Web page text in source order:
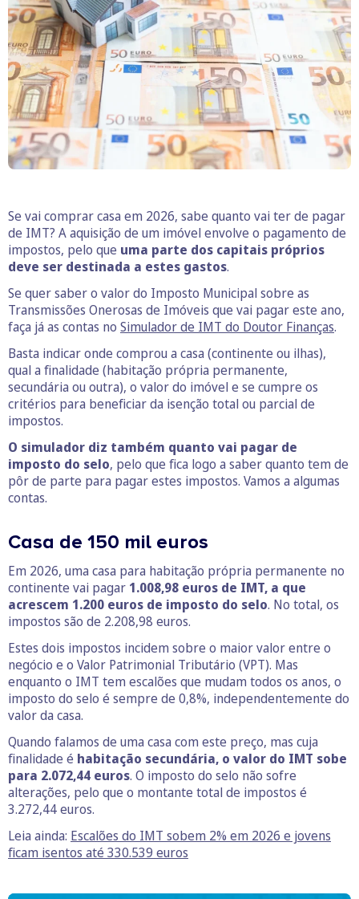
Se vai comprar casa em 2026, sabe quanto vai ter de pagar
de IMT? A aquisição de um imóvel envolve o pagamento de
impostos, pelo que uma parte dos capitais próprios
deve ser destinada a estes gastos.
Se quer saber o valor do Imposto Municipal sobre as
Transmissões Onerosas de Imóveis que vai pagar este ano,
faça já as contas no Simulador de IMT do Doutor Finanças.
Basta indicar onde comprou a casa (continente ou ilhas),
qual a finalidade (habitação própria permanente,
secundária ou outra), o valor do imóvel e se cumpre os
critérios para beneficiar da isenção total ou parcial de
impostos.
O simulador diz também quanto vai pagar de
imposto do selo, pelo que fica logo a saber quanto tem de
pôr de parte para pagar estes impostos. Vamos a algumas
contas.
Casa de 150 mil euros
Em 2026, uma casa para habitação própria permanente no
continente vai pagar 1.008,98 euros de IMT, a que
acrescem 1.200 euros de imposto do selo. No total, os
impostos são de 2.208,98 euros.
Estes dois impostos incidem sobre o maior valor entre o
negócio e o Valor Patrimonial Tributário (VPT). Mas
enquanto o IMT tem escalões que mudam todos os anos, o
imposto do selo é sempre de 0,8%, independentemente do
valor da casa.
Quando falamos de uma casa com este preço, mas cuja
finalidade é habitação secundária, o valor do IMT sobe
para 2.072,44 euros. O imposto do selo não sofre
alterações, pelo que o montante total de impostos é
3.272,44 euros.
Leia ainda: Escalões do IMT sobem 2% em 2026 e jovens
ficam isentos até 330.539 euros